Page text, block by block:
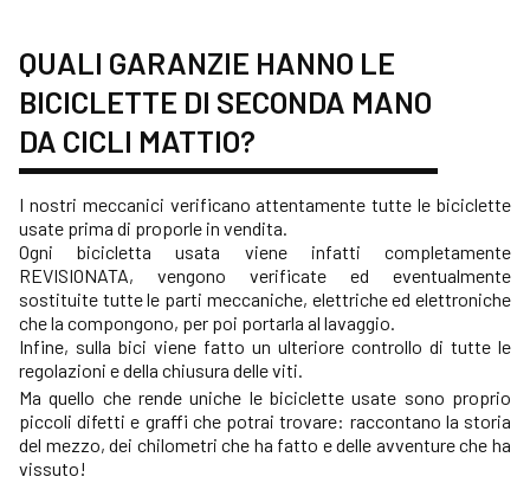
QUALI GARANZIE HANNO LE
BICICLETTE DI SECONDA MANO
DA CICLI MATTIO?
I nostri meccanici verificano attentamente tutte le biciclette
usate prima di proporle in vendita.
Ogni bicicletta usata viene infatti completamente
REVISIONATA, vengono verificate ed eventualmente
sostituite tutte le parti meccaniche, elettriche ed elettroniche
che la compongono, per poi portarla al lavaggio.
Infine, sulla bici viene fatto un ulteriore controllo di tutte le
regolazioni e della chiusura delle viti.
Ma quello che rende uniche le biciclette usate sono proprio
piccoli difetti e graffi che potrai trovare: raccontano la storia
del mezzo, dei chilometri che ha fatto e delle avventure che ha
vissuto!